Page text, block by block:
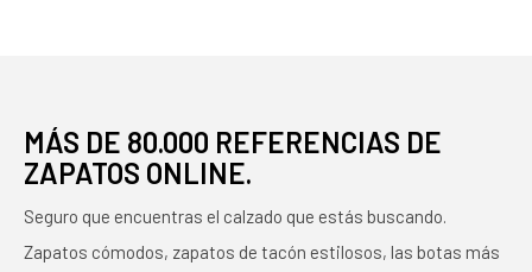
MÁS DE 80.000 REFERENCIAS DE
ZAPATOS ONLINE.
Seguro que encuentras el calzado que estás buscando.
Zapatos cómodos, zapatos de tacón estilosos, las botas más